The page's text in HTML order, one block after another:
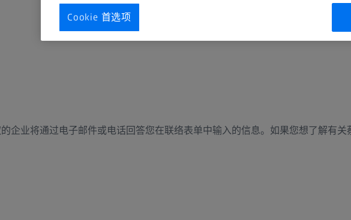
企业将通过电子邮件或电话回答您在联络表单中输入的信息。如果您想了解有
Cookie 首选项